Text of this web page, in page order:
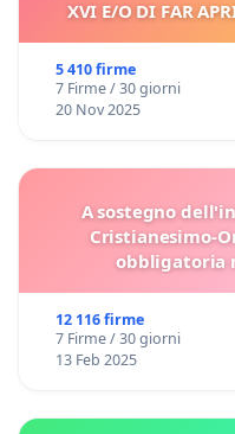
XVI E/O DI FAR
5 410 firme
7 Firme / 30 giorni
20 Nov 2025
A sostegno
Cristianesimo-
obbligatoria
12 116 firme
7 Firme / 30 giorni
13 Feb 2025